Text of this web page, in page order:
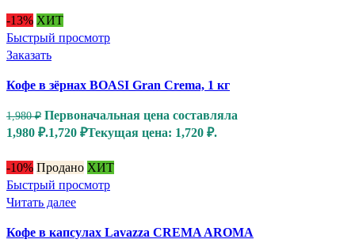
-13% ХИТ
Быстрый просмотр
Заказать
Кофе в зёрнах BOASI Gran Crema, 1 кг
1,980₽ Первоначальная цена составляла
1,980 ₽.1,720 ₽Текущая цена: 1,720 ₽.
-10% Продано ХИТ
Быстрый просмотр
Читать далее
Кофе в капсулах Lavazza CREMA AROMA